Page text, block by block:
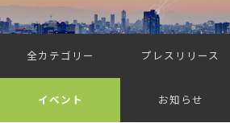
全カテゴリー プレスリリース
イベント お知らせ